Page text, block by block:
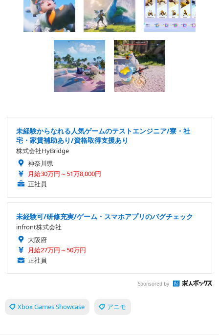
未経験からなれる人気ゲームのテストエンジニア/寮・社
宅・家賃補助あり/資格取得支援あり
株式会社HyBridge
神奈川県
月給30万円～51万8,000円
正社員
未経験可/研修充実/ゲーム・スマホアプリのバグチェック
infront株式会社
大阪府
月給27万円～50万円
正社員
Sponsored by
Xbox Games Showcase アニモ